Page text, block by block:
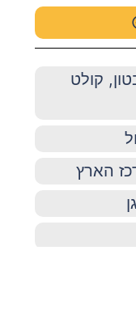
קולט
הארץ